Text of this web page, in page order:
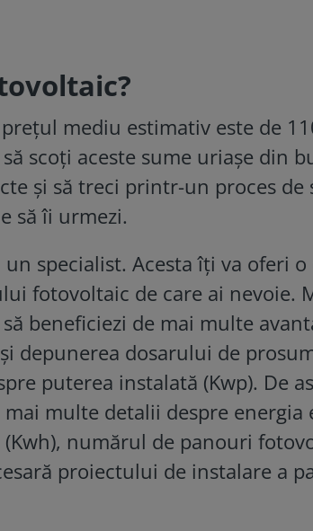
mediu estimativ este de
scoți aceste sume uriașe din
și să treci printr-un proces de
să îi urmezi.
specialist. Acesta îți va oferi o
fotovoltaic de care ai nevoie.
beneficiezi de mai multe
depunerea dosarului de
puterea instalată (Kwp). De
multe detalii despre energia
numărul de panouri
proiectului de instalare a